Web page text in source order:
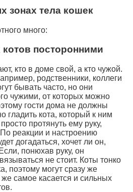
зонах тела кошек
много:
посторонними
кто в доме свой, а кто чужой.
родственники, коллеги
бывать часто, но они
чужими, от которых можно
гости дома не должны
гладить кота, который к ним
протянуть ему руку,
реакции и настроению
догадаться, хочет ли он,
понюхав руку, он
не стоит. Коты тонко
поэтому могут сразу же
самое касается и сильных